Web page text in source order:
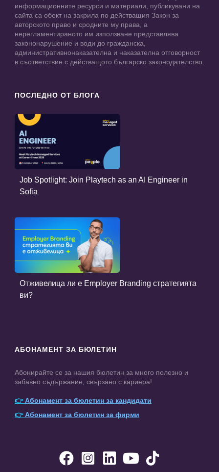
информационните ресурси и материали, публикувани на
сайта са обект на закрила по действащия Закон за
авторското право и сродните му права, а
нерегламентираното им използване представлява
закононарушение и води до гражданска,
административнонаказателна и наказателна отговорност
в съответствие с действащото българско законодателство.
ПОСЛЕДНО ОТ БЛОГА
Job Spotlight: Join Playtech as an AI Engineer in
Sofia
Отживелица ли е Employer Branding стратегията
ви?
АБОНАМЕНТ ЗА БЮЛЕТИН
Абонирайте се за нашия бюлетин за много полезно и
забавно съдържание, свързано с кариера!
👉Абонамент за бюлетин за кандидати
👉Абонамент за бюлетин за фирми
    